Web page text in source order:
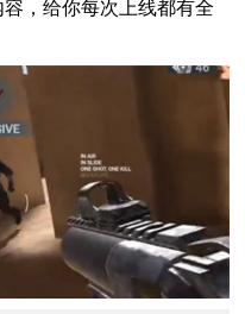
，给你每次上线都有全